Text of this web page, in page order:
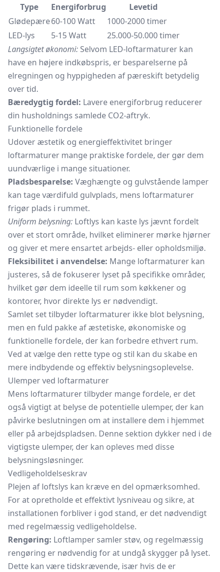
Type
Energiforbrug
Levetid
Glødepære60-100 Watt
1000-2000 timer
LED-lys
5-15 Watt
25.000-50.000 timer
Langsigtet økonomi: Selvom LED-loftarmaturer kan
have en højere indkøbspris, er besparelserne på
elregningen og hyppigheden af pæreskift betydelig
over tid.
Bæredygtig fordel: Lavere energiforbrug reducerer
din husholdnings samlede CO2-aftryk.
Funktionelle fordele
Udover æstetik og energieffektivitet bringer
loftarmaturer mange praktiske fordele, der gør dem
uundværlige i mange situationer.
Pladsbesparelse: Væghængte og gulvstående lamper
kan tage værdifuld gulvplads, mens loftarmaturer
frigør plads i rummet.
Uniform belysning: Loftlys kan kaste lys jævnt fordelt
over et stort område, hvilket eliminerer mørke hjørner
og giver et mere ensartet arbejds- eller opholdsmiljø.
Fleksibilitet i anvendelse: Mange loftarmaturer kan
justeres, så de fokuserer lyset på specifikke områder,
hvilket gør dem ideelle til rum som køkkener og
kontorer, hvor direkte lys er nødvendigt.
Samlet set tilbyder loftarmaturer ikke blot belysning,
men en fuld pakke af æstetiske, økonomiske og
funktionelle fordele, der kan forbedre ethvert rum.
Ved at vælge den rette type og stil kan du skabe en
mere indbydende og effektiv belysningsoplevelse.
Ulemper ved loftarmaturer
Mens loftarmaturer tilbyder mange fordele, er det
også vigtigt at belyse de potentielle ulemper, der kan
påvirke beslutningen om at installere dem i hjemmet
eller på arbejdspladsen. Denne sektion dykker ned i de
vigtigste ulemper, der kan opleves med disse
belysningsløsninger.
Vedligeholdelseskrav
Plejen af loftslys kan kræve en del opmærksomhed.
For at opretholde et effektivt lysniveau og sikre, at
installationen forbliver i god stand, er det nødvendigt
med regelmæssig vedligeholdelse.
Rengøring: Loftlamper samler støv, og regelmæssig
rengøring er nødvendig for at undgå skygger på lyset.
Dette kan være tidskrævende, især hvis de er